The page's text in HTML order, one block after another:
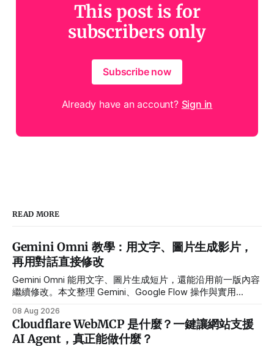
This post is for
subscribers only
Subscribe now
Already have an account? Sign in
READ MORE
Gemini Omni 教學：用文字、圖片生成影片，
再用對話直接修改
Gemini Omni 能用文字、圖片生成短片，還能沿用前一版內容
繼續修改。本文整理 Gemini、Google Flow 操作與實用
08 Aug 2026
Cloudflare WebMCP 是什麼？一鍵讓網站支援
AI Agent，真正能做什麼？